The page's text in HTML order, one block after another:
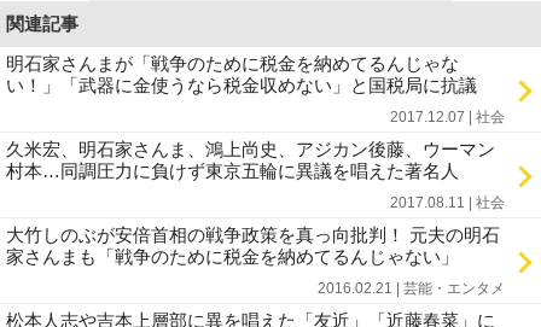
関連記事
明石家さんまが「戦争のために税金を納めてるんじゃな
い！」「武器に金使うなら税金収めない」と国税局に抗議
2017.12.07 | 社会
久米宏、明石家さんま、鴻上尚史、アジカン後藤、ウーマン
村本…同調圧力に負けず東京五輪に異議を唱えた著名人
2017.08.11 | 社会
大竹しのぶが安倍首相の戦争政策を真っ向批判！ 元夫の明石
家さんまも「戦争のために税金を納めてるんじゃない」
2016.02.21 | 芸能・エンタメ
松本人志や吉本上層部に異を唱えた「友近」「近藤春菜」に